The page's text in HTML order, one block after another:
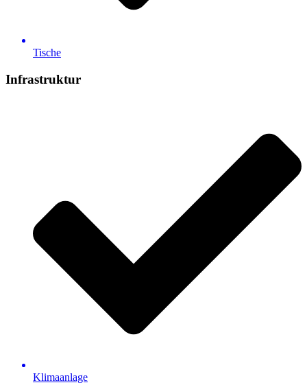
Tische
Infrastruktur
Klimaanlage